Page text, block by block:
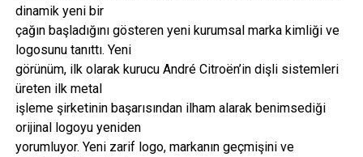
dinamik yeni bir
çağın başladığını gösteren yeni kurumsal marka kimliği ve
logosunu tanıttı. Yeni
görünüm, ilk olarak kurucu André Citroën’in dişli sistemleri
üreten ilk metal
işleme şirketinin başarısından ilham alarak benimsediği
orijinal logoyu yeniden
yorumluyor. Yeni zarif logo, markanın geçmişini ve